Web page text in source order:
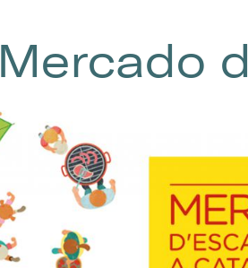
Mercado
Modificar cookies